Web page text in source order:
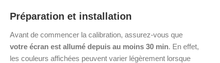
Préparation et installation
Avant de commencer la calibration, assurez-vous que
votre écran est allumé depuis au moins 30 min. En effet,
les couleurs affichées peuvent varier légèrement lorsque